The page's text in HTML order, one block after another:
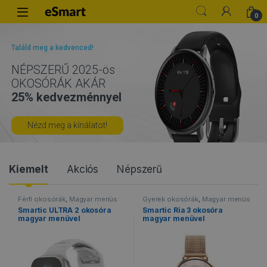
Skip to navigation
Skip to content
0
NÉPSZERŰ 2025-ös
OKOSÓRÁK AKÁR
25% kedvezménnyel
Találd meg a kedvenced!
Nézd meg a kínálatot!
P
Kiemelt Akciós Népszerű
Férfi okosórák Magyar menüs
okosórák Okosórák
okosórák ,Vízálló okosórák
Smartic ULTRA 2 okosóra
magyar menüvel
Gyerek okosórák, Magyar menüs
okosórák Női okosórák
Okosórák,Vízálló okosórák
Smartic Ria 3 okosóra
magyar menüvel